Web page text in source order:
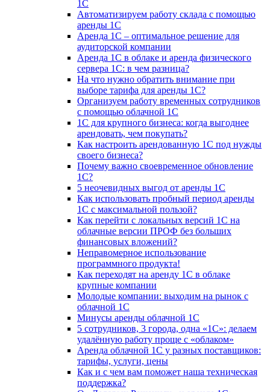
1С
Автоматизируем работу склада с помощью
аренды 1С
Аренда 1С – оптимальное решение для
аудиторской компании
Аренда 1С в облаке и аренда физического
сервера 1С: в чем разница?
На что нужно обратить внимание при
выборе тарифа для аренды 1С?
Организуем работу временных сотрудников
с помощью облачной 1С
1С для крупного бизнеса: когда выгоднее
арендовать, чем покупать?
Как настроить арендованную 1С под нужды
своего бизнеса?
Почему важно своевременное обновление
1С?
5 неочевидных выгод от аренды 1С
Как использовать пробный период аренды
1С с максимальной пользой?
Как перейти с локальных версий 1С на
облачные версии ПРОФ без больших
финансовых вложений?
Неправомерное использование
программного продукта!
Как переходят на аренду 1С в облаке
крупные компании
Молодые компании: выходим на рынок с
облачной 1С
Минусы аренды облачной 1С
5 сотрудников, 3 города, одна «1С»: делаем
удалённую работу проще с «облаком»
Аренда облачной 1С у разных поставщиков:
тарифы, услуги, цены
Как и с чем вам поможет наша техническая
поддержка?